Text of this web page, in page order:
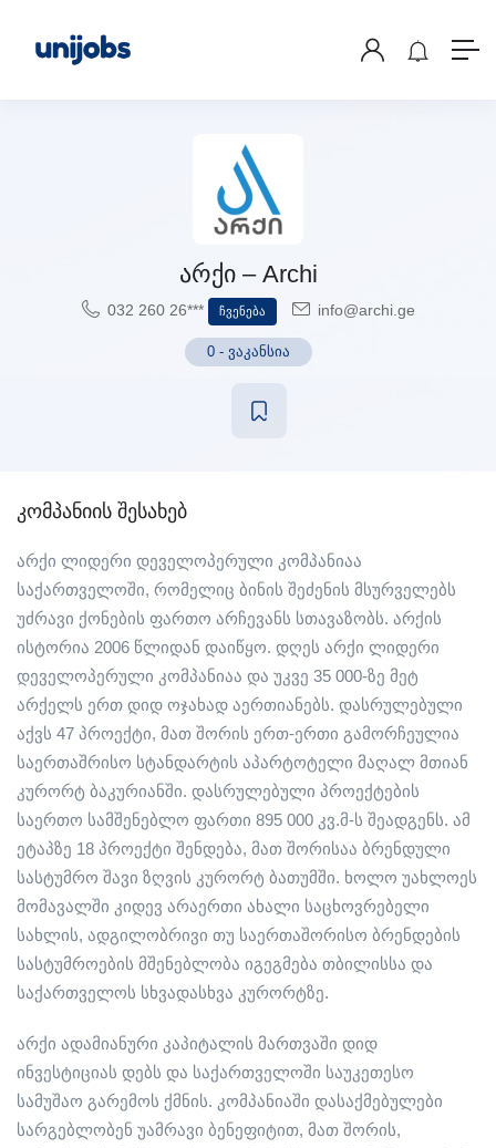
არქი – Archi
032 260 26*** Ჩვენება info@archi.ge
0- ვაკანსია
კომპანიის შესახებ
არქი ლიდერი დეველოპერული კომპანიაა
საქართველოში, რომელიც ბინის შეძენის მსურველებს
უძრავი ქონების ფართო არჩევანს სთავაზობს. არქის
ისტორია 2006 წლიდან დაიწყო. დღეს არქი ლიდერი
დეველოპერული კომპანიაა და უკვე 35 000-ზე მეტ
არქელს ერთ დიდ ოჯახად აერთიანებს. დასრულებული
აქვს 47 პროექტი, მათ შორის ერთ-ერთი გამორჩეულია
საერთაშრისო სტანდარტის აპარტოტელი მაღალ მთიან
კურორტ ბაკურიანში. დასრულებული პროექტების
საერთო სამშენებლო ფართი 895 000 კვ.მ-ს შეადგენს. ამ
ეტაპზე 18 პროექტი შენდება, მათ შორისაა ბრენდული
სასტუმრო შავი ზღვის კურორტ ბათუმში. ხოლო უახლოეს
მომავალში კიდევ არაერთი ახალი საცხოვრებელი
სახლის, ადგილობრივი თუ საერთაშორისო ბრენდების
სასტუმროების მშენებლობა იგეგმება თბილისსა და
საქართველოს სხვადასხვა კურორტზე.
არქი ადამიანური კაპიტალის მართვაში დიდ
ინვესტიციას დებს და საქართველოში საუკეთესო
სამუშაო გარემოს ქმნის. კომპანიაში დასაქმებულები
სარგებლობენ უამრავი ბენეფიტით, მათ შორის,